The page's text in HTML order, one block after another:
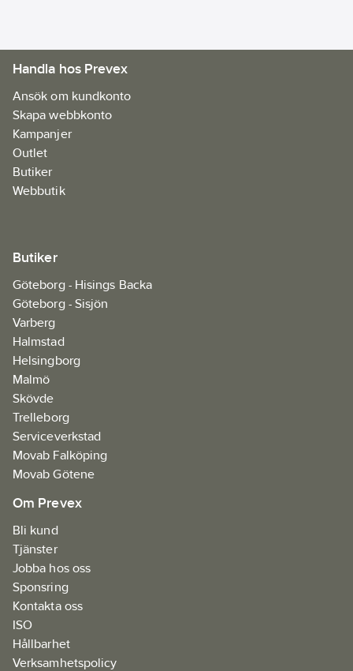
tillpassningstestas.
Kontakta en av våra
hjälper vi dig att
tillpassningstesta ditt
Handla hos Prevex
Ansök om kundkonto
Skapa webbkonto
Kampanjer
Outlet
Butiker
Webbutik
Butiker
Göteborg - Hisings Backa
Göteborg - Sisjön
Varberg
Halmstad
Helsingborg
Malmö
Skövde
Trelleborg
Serviceverkstad
Movab Falköping
Movab Götene
Om Prevex
Bli kund
Tjänster
Jobba hos oss
Sponsring
Kontakta oss
ISO
Hållbarhet
Verksamhetspolicy